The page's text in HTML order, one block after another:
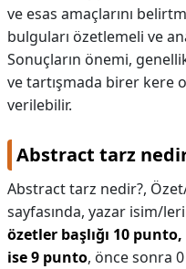
ve esas amaçlarını
bulguları özetlemeli ve
Sonuçların önemi,
ve tartışmada birer kere
verilebilir.
Abstract tarz
Abstract tarz nedir?,
sayfasında, yazar isim/
özetler başlığı 10
ise 9 punto, önce sonra